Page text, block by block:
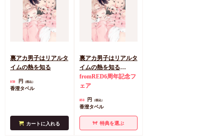
裏アカ男子はリアルタ
イムの熱を知る
858 円 （税込）
香澄タベル
カートに入れる
裏アカ男子はリアルタ
イムの熱を知る
【「fromRED6周年」
記念フェア・対象商
fromRED6周年記念フ
ェア
858 円 （税込）
香澄タベル
特典を選ぶ